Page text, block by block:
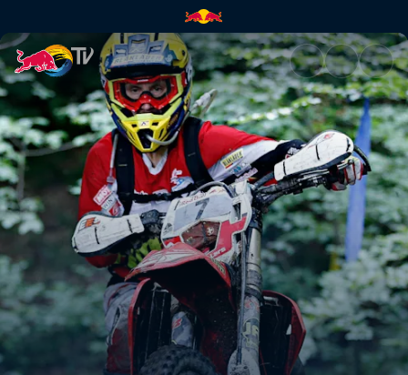
GetzenRodeo 2019 | Red Bull